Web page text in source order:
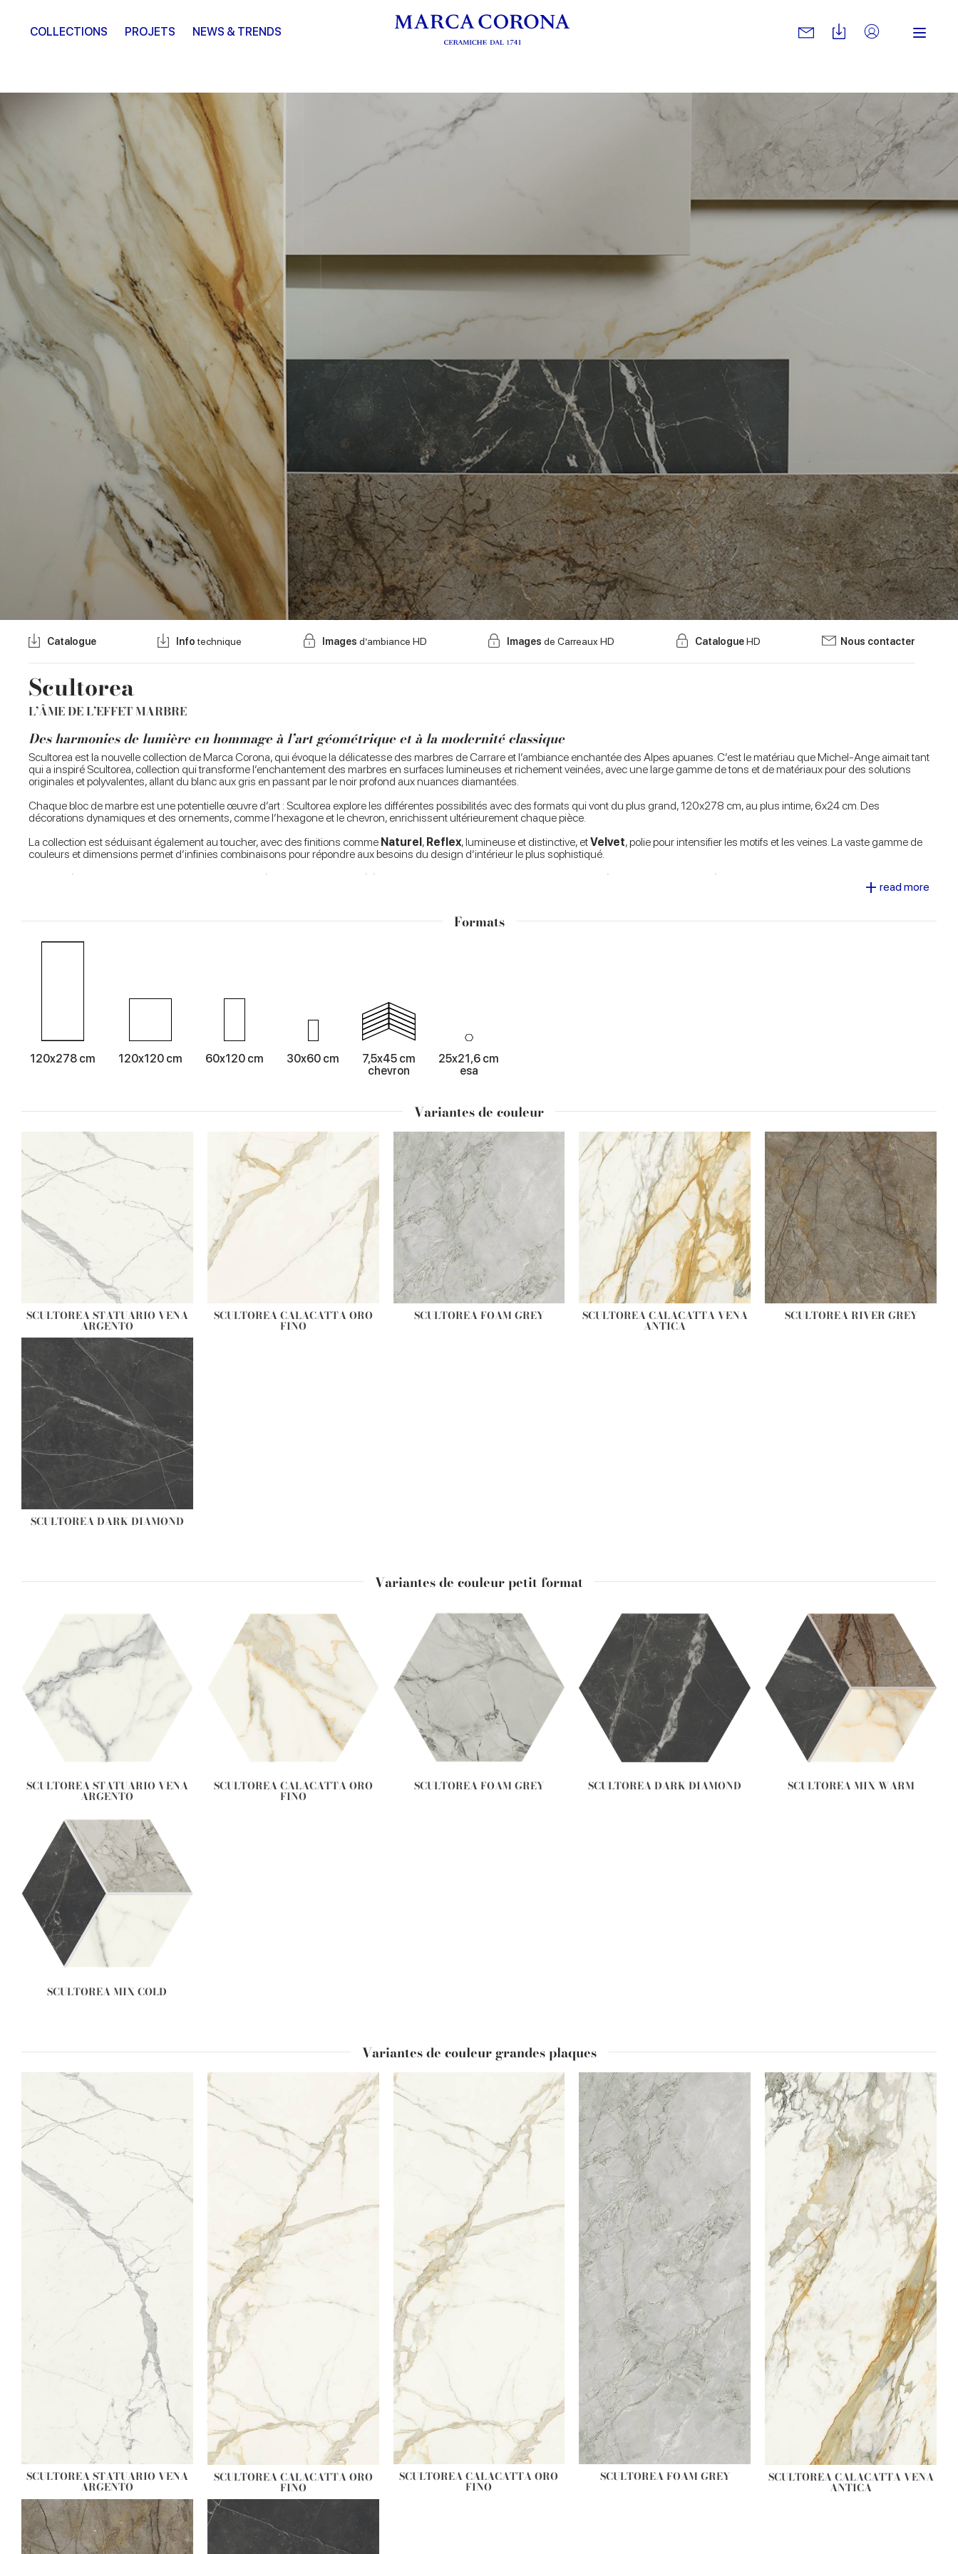
COLLECTIONS PROJETS NEWS & TRENDS
Scultorea
L’ÂME DE L’EFFET MARBRE
Catalogue Infotechnique Images d’ambiance HD Imagesde Carreaux HD CatalogueHD Nous contacter
Des harmonies de lumière en hommage à l’art géométrique et à la modernité classique
Scultorea est la nouvelle collection de Marca Corona, qui évoque la délicatesse des marbres de Carrare et l’ambiance enchantée des Alpes apuanes. C’est le matériau que Michel-Ange aimait tant
qui a inspiré Scultorea, collection qui transforme l’enchantement des marbres en surfaces lumineuses et richement veinées, avec une large gamme de tons et de matériaux pour des solutions
originales et polyvalentes, allant du blanc aux gris en passant par le noir profond aux nuances diamantées.
Chaque bloc de marbre est une potentielle œuvre d’art : Scultorea explore les différentes possibilités avec des formats qui vont du plus grand, 120x278 cm, au plus intime, 6x24 cm. Des
décorations dynamiques et des ornements, comme l’hexagone et le chevron, enrichissent ultérieurement chaque pièce.
La collection est séduisant également au toucher, avec des finitions comme Naturel , Reflex, lumineuse et distinctive, etVelvet, polie pour intensifier les motifs et les veines. La vaste gamme de
couleurs et dimensions permet d’infinies combinaisons pour répondre aux besoins du design d’intérieur le plus sophistiqué.
La beauté de Scultorea est mise en valeur par les décors, qui rappellent l’élégance des mosaïques des anciens palais, interprétant les traditions esthétiques en jeux de contraste et de couleurs. Ce
Découvrez le projet >
+ read more
Formats
120x278 cm 120x120 cm 60x120 cm 30x60 cm
7,5x45 cm
chevron
25x21,6 cm
esa
Variantes de couleur
SCULTOREA STATUARIO VENA
ARGENTO
SCULTOREA CALACATTA ORO
FINO
SCULTOREA FOAM GREY SCULTOREA CALACATTA VENA
ANTICA
SCULTOREA RIVER GREY
SCULTOREA DARK DIAMOND
Variantes de couleur petit format
SCULTOREA STATUARIO VENA
ARGENTO
SCULTOREA CALACATTA ORO
FINO
SCULTOREA FOAM GREY SCULTOREA DARK DIAMOND SCULTOREA MIX WARM
SCULTOREA MIX COLD
Variantes de couleur grandes plaques
SCULTOREA STATUARIO VENA
ARGENTO
SCULTOREA CALACATTA ORO
FINO
SCULTOREA CALACATTA ORO
FINO
SCULTOREA FOAM GREY SCULTOREA CALACATTA VENA
ANTICA